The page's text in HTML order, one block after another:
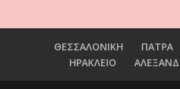
ΘΕΣΣΑΛΟΝΙΚΗ ΠΑΤΡΑ
ΗΡΑΚΛΕΙΟ